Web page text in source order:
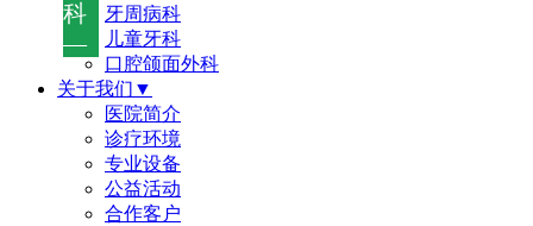
科
—
牙周病科
儿童牙科
口腔颌面外科
关于我们▼
医院简介
诊疗环境
专业设备
公益活动
合作客户